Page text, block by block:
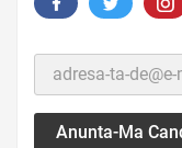
Anunta-Ma